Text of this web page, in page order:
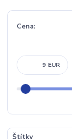
Cena:
EUR
Štítky